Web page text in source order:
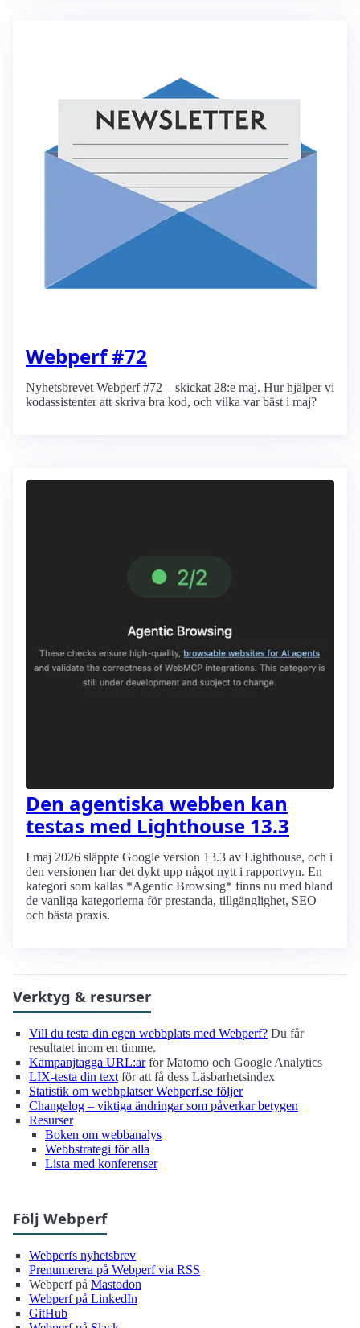
Webperf #72
Nyhetsbrevet Webperf #72 – skickat 28:e maj. Hur hjälper vi
kodassistenter att skriva bra kod, och vilka var bäst i maj?
Den agentiska webben kan
testas med Lighthouse 13.3
I maj 2026 släppte Google version 13.3 av Lighthouse, och i
den versionen har det dykt upp något nytt i rapportvyn. En
kategori som kallas *Agentic Browsing* finns nu med bland
de vanliga kategorierna för prestanda, tillgänglighet, SEO
och bästa praxis.
Verktyg & resurser
Vill du testa din egen webbplats med Webperf? Du får
resultatet inom en timme.
Kampanjtagga URL:arför Matomo och Google Analytics
LIX-testa din text för att få dess Läsbarhetsindex
Statistik om webbplatser Webperf.se följer
Changelog – viktiga ändringar som påverkar betygen
Resurser
Boken om webbanalys
Webbstrategi för alla
Lista med konferenser
Följ Webperf
Webperfs nyhetsbrev
Prenumerera på Webperf via RSS
Webperf på Mastodon
Webperf på LinkedIn
GitHub